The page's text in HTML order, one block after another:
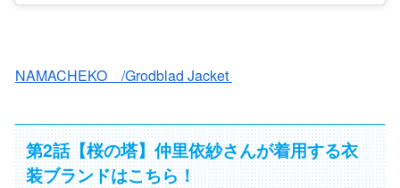
NAMACHEKO /Grodblad Jacket
第2話【桜の塔】仲里依紗さんが着用する衣
装ブランドはこちら！